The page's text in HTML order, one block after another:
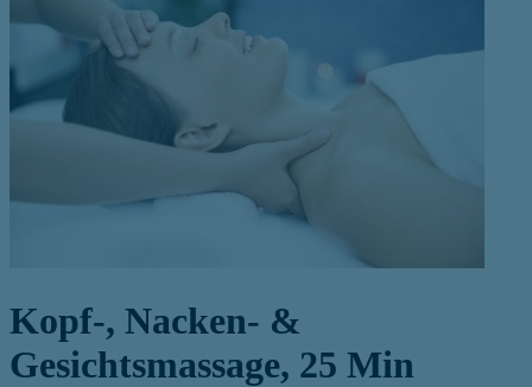
Kopf-, Nacken- &
Gesichtsmassage, 25 Min